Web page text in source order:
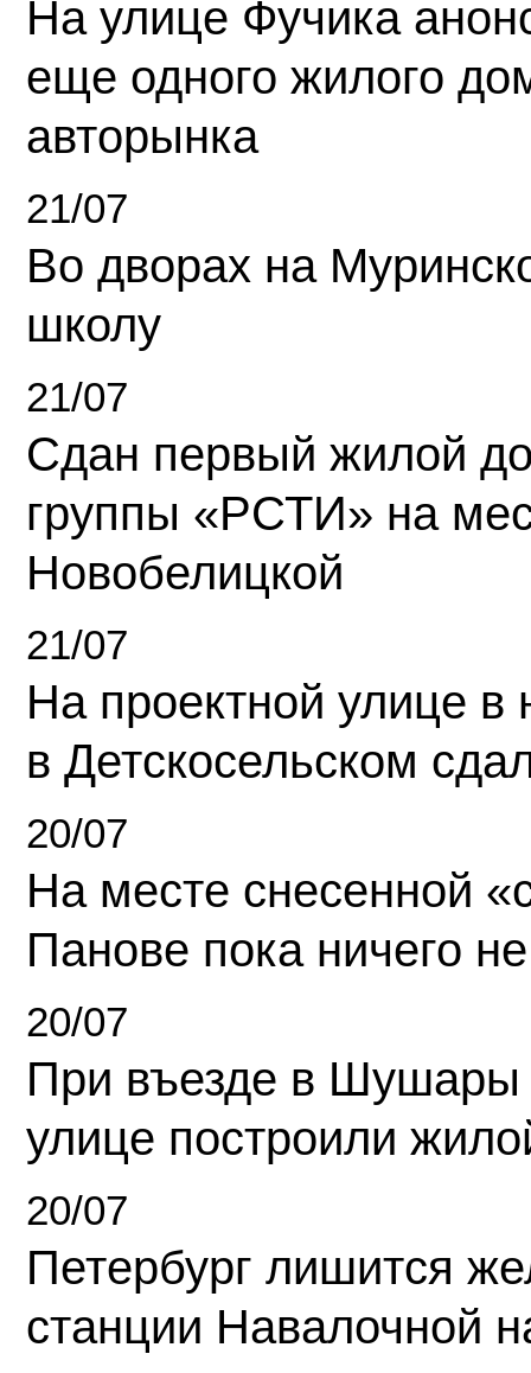
На улице Фучика
еще одного жилого
авторынка
21/07
Во дворах на
школу
21/07
Сдан первый жилой
группы «РСТИ» на
Новобелицкой
21/07
На проектной улице
в Детскосельском
20/07
На месте снесенной
Панове пока ничего
20/07
При въезде в Шушары
улице построили
20/07
Петербург лишится
станции Навалочной